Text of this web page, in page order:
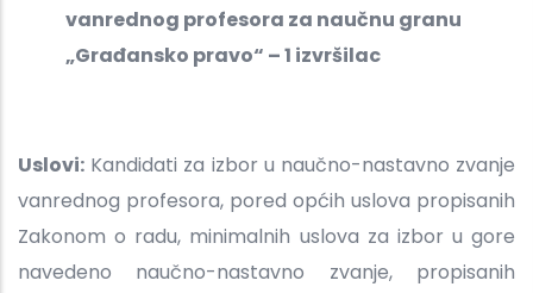
vanrednog profesora za naučnu granu
„Građansko pravo“ – 1 izvršilac
Uslovi: Kandidati za izbor u naučno-nastavno zvanje
vanrednog profesora, pored općih uslova propisanih
Zakonom o radu, minimalnih uslova za izbor u gore
navedeno naučno-nastavno zvanje, propisanih